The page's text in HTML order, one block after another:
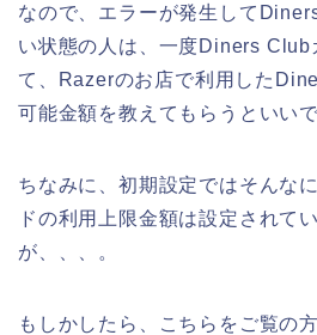
なので、エラーが発生して
い状態の人は、一度Diners Club
て、Razerのお店で利用した
可能金額を教えてもらうといい
ちなみに、初期設定ではそんな
ドの利用上限金額は設定されて
が、、、。
もしかしたら、こちらをご覧の